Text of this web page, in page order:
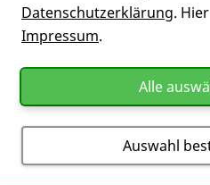
Datenschutzerklärung.
Impressum.
Alle
Auswahl